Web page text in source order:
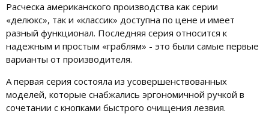
Расческа американского производства как серии
«делюкс», так и «классик» доступна по цене и имеет
разный функционал. Последняя серия относится к
надежным и простым «граблям» - это были самые первые
варианты от производителя.
А первая серия состояла из усовершенствованных
моделей, которые снабжались эргономичной ручкой в
сочетании с кнопками быстрого очищения лезвия.